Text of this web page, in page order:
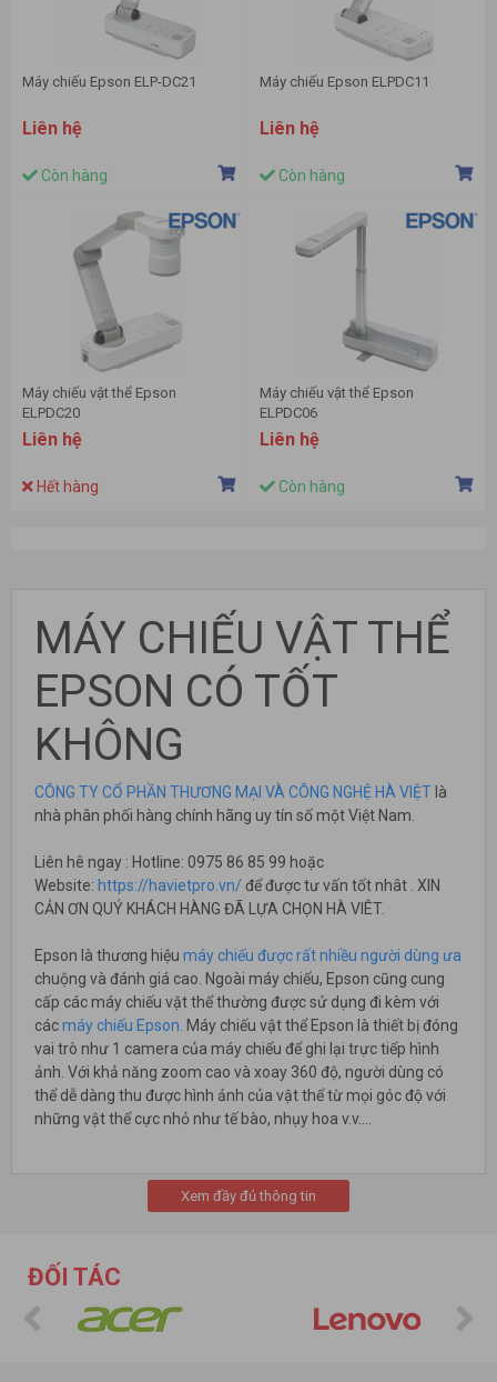
Máy chiếu Epson ELP-DC21
Liên hệ
Còn hàng
Máy chiếu Epson ELPDC11
Liên hệ
Còn hàng
Máy chiếu vật thể Epson
ELPDC20
Liên hệ
Hết hàng
Máy chiếu vật thể Epson
ELPDC06
Liên hệ
Còn hàng
MÁY CHIẾU VẬT THỂ
EPSON CÓ TỐT
KHÔNG
CÔNG TY CỔ PHẦN THƯƠNG MẠI VÀ CÔNG NGHỆ HÀ VIỆT là
nhà phân phối hàng chính hãng uy tín số một Việt Nam.
Liên hê ngay : Hotline: 0975 86 85 99 hoặc
Website: https://havietpro.vn/ để được tư vấn tốt nhât . XIN
CẢN ƠN QUÝ KHÁCH HÀNG ĐÃ LỰA CHỌN HÀ VIÊT.
Epson là thương hiệu máy chiếu được rất nhiều người dùng ưa
chuộng và đánh giá cao. Ngoài máy chiếu, Epson cũng cung
cấp các máy chiếu vật thể thường được sử dụng đi kèm với
cácmáy chiếu Epson. Máy chiếu vật thể Epson là thiết bị đóng
vai trò như 1 camera của máy chiếu để ghi lại trực tiếp hình
ảnh. Với khả năng zoom cao và xoay 360 độ, người dùng có
thể dễ dàng thu được hình ảnh của vật thể từ mọi góc độ với
những vật thể cực nhỏ như tế bào, nhụy hoa v.v....
- Luôn bán máy chiếu vật thể Epson chính hãng với mức giá
cực tốt cho khách hàng.
- Hỗ trợ demo sử dụng thử và hướng dẫn khách hàng sử dụng
tại showroom.
- Được tư vấn online, qua điện thoại hoặc trực tiếp tại
showroom miễn phí bởi các chuyên viên tư vấn nhiều năm
Xem đầy đủ thông tin
ĐỐI TÁC